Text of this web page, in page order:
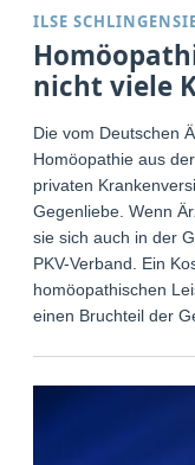
ILSE
nicht viele
Die vom Deutschen
Homöopathie aus
privaten
Gegenliebe. Wenn
sie sich auch in der
PKV-Verband. Ein
homöopathischen
einen Bruchteil der